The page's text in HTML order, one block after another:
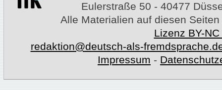
Eulerstraße 50 - 40477
Alle Materialien auf diesen
Lizenz BY-
redaktion@deutsch-als-
Impressum -